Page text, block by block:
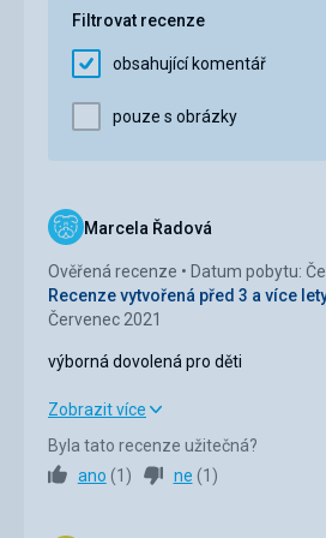
nočního života do brzkých
Služby
Velmi jsme ocenili možnost
pláž, dále lehátka a slunečníky
Delegátka vše domluvila, auto
jsme si domluvili.
Filtrovat recenze
obsahující komentář
pouze s obrázky
Marcela Řadová
Ověřená recenze
Datum pobytu:
Recenze vytvořená před 3 a více
Červenec 2021
výborná dovolená pro děti
výborná dovolená pro děti
Strava
Zobrazit více
Byla tato recenze užitečná?
ano (1 ) ne (1 )